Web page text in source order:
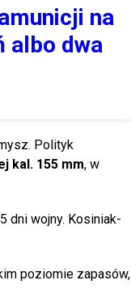
na
albo dwa
Polityk
kal. 155 mm, w
dni wojny. Kosiniak-
poziomie zapasów,